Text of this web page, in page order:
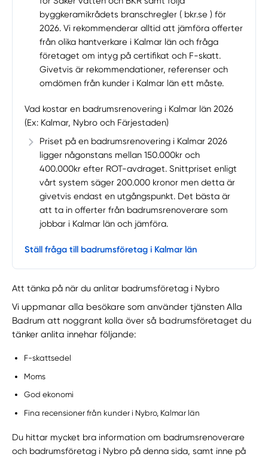
byggkeramikrådets branschregler ( bkr.se ) för
2026. Vi rekommenderar alltid att jämföra offerter
från olika hantverkare i Kalmar län och fråga
företaget om intyg på certifikat och F-skatt.
Givetvis är rekommendationer, referenser och
omdömen från kunder i Kalmar län ett måste.
Vad kostar en badrumsrenovering i Kalmar län 2026
(Ex: Kalmar, Nybro och Färjestaden)
Priset på en badrumsrenovering i Kalmar 2026
ligger någonstans mellan 150.000kr och
400.000kr efter ROT-avdraget. Snittpriset enligt
vårt system säger 200.000 kronor men detta är
givetvis endast en utgångspunkt. Det bästa är
att ta in offerter från badrumsrenoverare som
jobbar i Kalmar län och jämföra.
Ställ fråga till badrumsföretag i Kalmar län
Att tänka på när du anlitar badrumsföretag i Nybro
Vi uppmanar alla besökare som använder tjänsten Alla
Badrum att noggrant kolla över så badrumsföretaget du
tänker anlita innehar följande:
F-skattsedel
Moms
God ekonomi
Fina recensioner från kunder i Nybro, Kalmar län
Du hittar mycket bra information om badrumsrenoverare
och badrumsföretag i Nybro på denna sida, samt inne på